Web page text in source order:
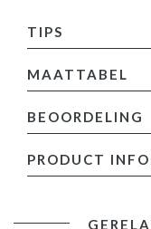
TIPS
MAATTABEL
BEOORDELING
toevoegen
PRODUCT